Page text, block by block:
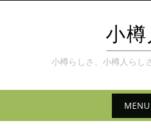
小樽
小樽らしさ、小樽人らし
MENU